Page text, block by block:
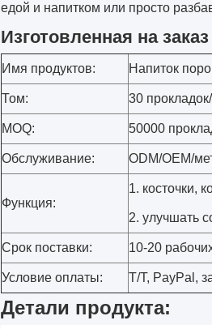
едой и напитком или просто
Изготовленная на
Имя продуктов: Напиток
Том: 30
MOQ: 50000
Обслуживание: ODM/OEM/
Функция:
1. косточки,
2. улучшать
Срок поставки: 10-20
Условие оплаты: T/T, PayPal,
Детали продукта: